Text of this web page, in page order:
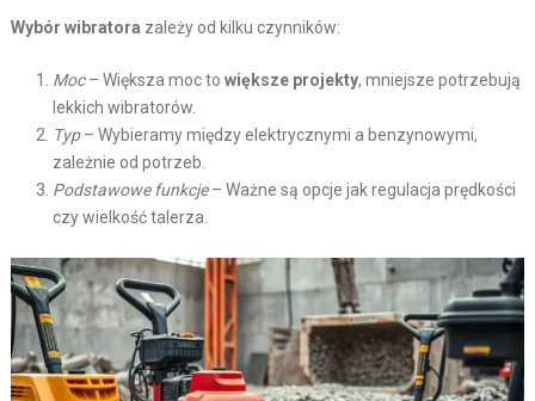
Wybór wibratora zależy od kilku czynników:
Moc– Większa moc to większe projekty, mniejsze potrzebują
lekkich wibratorów.
Typ– Wybieramy między elektrycznymi a benzynowymi,
zależnie od potrzeb.
Podstawowe funkcje– Ważne są opcje jak regulacja prędkości
czy wielkość talerza.